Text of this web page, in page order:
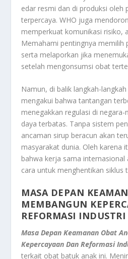
edar resmi dan di produksi oleh
terpercaya. WHO juga
memperkuat komunikasi risiko,
Memahami pentingnya memilih
serta melaporkan jika
setelah mengonsumsi obat
Namun, di balik langkah-
mengakui bahwa tantangan
menegakkan regulasi di
daya terbatas. Tanpa sistem
ancaman sirup beracun akan
masyarakat dunia. Oleh karena
bahwa kerja sama internasional
cara untuk menghentikan siklus
MASA DEPAN
MEMBANGUN
REFORMASI INDUSTRI
Masa Depan Keamanan Obat
Kepercayaan Dan Reformasi
terkait obat batuk anak ini.